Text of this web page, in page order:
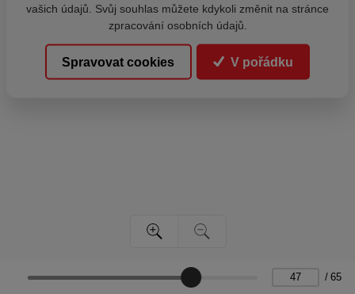
/ 65
vašich údajů. Svůj souhlas můžete kdykoli změnit na stránce
zpracování osobních údajů.
Spravovat cookies V pořádku